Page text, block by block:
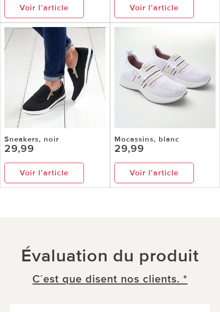
Voir l’article Voir l’article
Sneakers, noir
29,99
Voir l’article
Mocassins, blanc
29,99
Voir l’article
Évaluation du produit
C´est que disent nos clients. *